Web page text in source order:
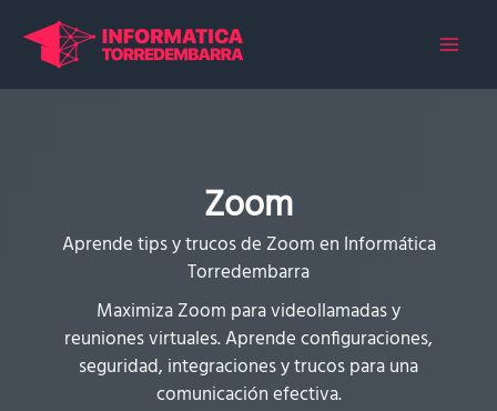
contenido
Zoom
Aprende tips y trucos de Zoom en Informática
Torredembarra
Maximiza Zoom para videollamadas y
reuniones virtuales. Aprende configuraciones,
seguridad, integraciones y trucos para una
comunicación efectiva.